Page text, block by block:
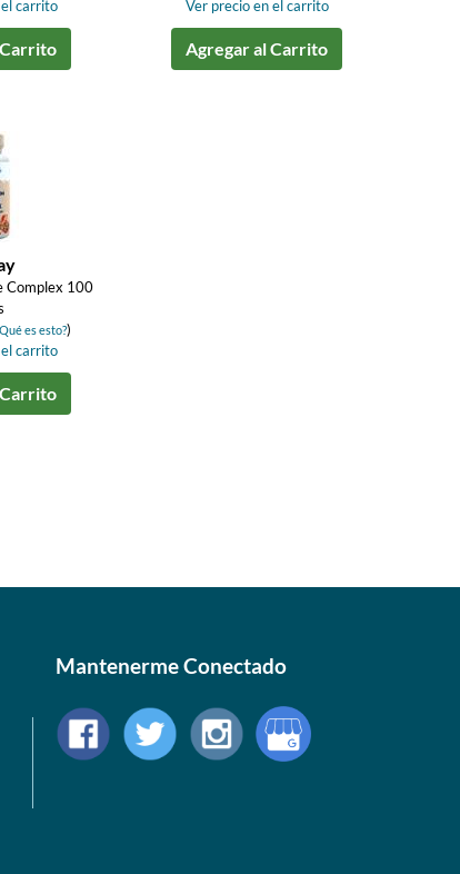
carrito
Ver precio en el carrito
Agregar al Carrito
Complex 100
es esto?)
carrito
Mantenerme Conectado